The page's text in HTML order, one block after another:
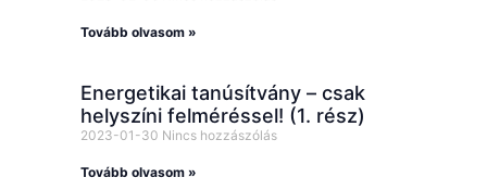
Tovább olvasom »
Energetikai tanúsítvány – csak
helyszíni felméréssel! (1. rész)
2023-01-30 Nincs hozzászólás
Tovább olvasom »